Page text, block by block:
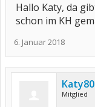
Hallo Katy, da
schon im KH
6. Januar 2018
Katy80
Mitglied